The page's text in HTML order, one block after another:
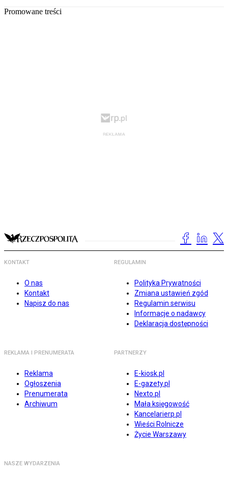
Promowane treści
KONTAKT
O nas
Kontakt
Napisz do nas
REGULAMIN
Polityka Prywatności
Zmiana ustawień zgód
Regulamin serwisu
Informacje o nadawcy
Deklaracja dostępności
REKLAMA I PRENUMERATA
Reklama
Ogłoszenia
Prenumerata
Archiwum
PARTNERZY
E-kiosk.pl
E-gazety.pl
Nexto.pl
Mała księgowość
Kancelarierp.pl
Wieści Rolnicze
Życie Warszawy
NASZE WYDARZENIA